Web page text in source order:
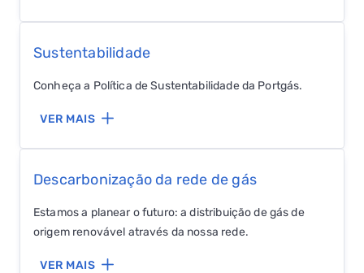
Sustentabilidade
Conheça a Política de Sustentabilidade da Portgás.
VER MAIS
Descarbonização da rede de gás
Estamos a planear o futuro: a distribuição de gás de
origem renovável através da nossa rede.
VER MAIS